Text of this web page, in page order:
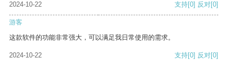
2024-10-22
支持[0] 反对[0]
游客
这款软件的功能非常强大，可以满足我日常使用的需求。
2024-10-22 支持[0] 反对[0]